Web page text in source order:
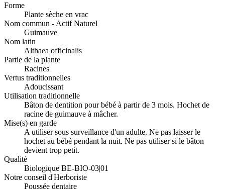
Forme
Plante sèche en vrac
Nom commun - Actif Naturel
Guimauve
Nom latin
Althaea officinalis
Partie de la plante
Racines
Vertus traditionnelles
Adoucissant
Utilisation traditionnelle
Bâton de dentition pour bébé à partir de 3 mois. Hochet de
racine de guimauve à mâcher.
Mise(s) en garde
A utiliser sous surveillance d'un adulte. Ne pas laisser le
hochet au bébé pendant la nuit. Ne pas utiliser si le bâton
devient trop petit.
Qualité
Biologique BE-BIO-03|01
Notre conseil d'Herboriste
Poussée dentaire